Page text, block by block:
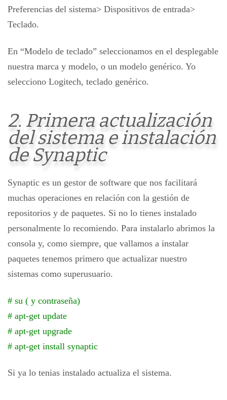
Preferencias del sistema> Dispositivos de entrada>
Teclado.
En “Modelo de teclado” seleccionamos en el desplegable
nuestra marca y modelo, o un modelo genérico. Yo
selecciono Logitech, teclado genérico.
2. Primera actualización
del sistema e instalación
de Synaptic
Synaptic es un gestor de software que nos facilitará
muchas operaciones en relación con la gestión de
repositorios y de paquetes. Si no lo tienes instalado
personalmente lo recomiendo. Para instalarlo abrimos la
consola y, como siempre, que vallamos a instalar
paquetes tenemos primero que actualizar nuestro
sistemas como superusuario.
# su ( y contraseña)
# apt-get update
# apt-get upgrade
# apt-get install synaptic
Si ya lo tenias instalado actualiza el sistema.